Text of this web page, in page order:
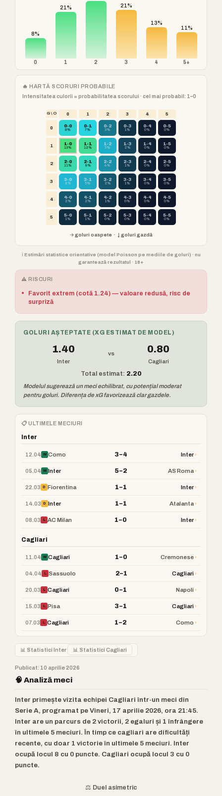
8%
0
21%
1 2
21%
3
13%
4
11%
5+
🔥 HARTĂ SCORURI PROBABILE
Intensitatea culorii = probabilitatea scorului · cel mai probabil: 1–0
G \ O 0 1 2 3 4 5
0 0-0
8%
0-1
7%
0-2
3%
0-3
1%
0-4
0%
0-5
0%
1 1-0
13%
1-1
12%
1-2
5%
1-3
2%
1-4
0%
1-5
0%
2 2-0
11%
2-1
9%
2-2
4%
2-3
1%
2-4
0%
2-5
0%
3 3-0
6%
3-1
5%
3-2
2%
3-3
1%
3-4
0%
3-5
0%
4 4-0
2%
4-1
2%
4-2
1%
4-3
0%
4-4
0%
4-5
0%
5 5-0
1%
5-1
1%
5-2
0%
5-3
0%
5-4
0%
5-5
0%
→ goluri oaspete · ↓ goluri gazdă
ℹ️ Estimări statistice orientative (model Poisson pe mediile de goluri) · nu
garantează rezultatul · 18+
⚠️ RISCURI
•
Favorit extrem (cotă 1.24) — valoare redusă, risc de
surpriză
GOLURI AȘTEPTATE (XG ESTIMAT DE MODEL)
1.40
Inter
vs 0.80
Cagliari
Total estimat: 2.20
Modelul sugerează un meci echilibrat, cu potențial moderat
pentru goluri. Diferența de xG favorizează clar gazdele.
📋 ULTIMELE MECIURI
Inter
12.04 W Como 3–4 Inter›
05.04 W Inter 5–2 AS Roma›
22.03 D Fiorentina 1–1 Inter›
14.03 D Inter 1–1 Atalanta›
08.03 L AC Milan 1–0 Inter›
Cagliari
11.04 W Cagliari 1–0 Cremonese›
04.04 L Sassuolo 2–1 Cagliari›
20.03 L Cagliari 0–1 Napoli›
15.03 L Pisa 3–1 Cagliari›
07.03 L Cagliari 1–2 Como ›
📊 Statistici Inter 📊 Statistici Cagliari
Publicat: 10 aprilie 2026
🧠 Analiză meci
Inter primește vizita echipei Cagliari într-un meci din
Serie A, programat pe Vineri, 17 aprilie 2026, ora 21:45.
Inter are un parcurs de 2 victorii, 2 egaluri și 1 înfrângere
în ultimele 5 meciuri. În timp ce cagliari are dificultăți
recente, cu doar 1 victorie în ultimele 5 meciuri. Inter
ocupă locul 8 cu 0 puncte. Cagliari ocupă locul 3 cu 0
puncte.
⚖️ Duel asimetric